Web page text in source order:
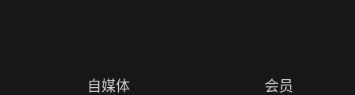
自媒体 会员